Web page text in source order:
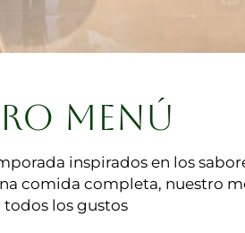
MENÚ
inspirados en los
comida completa, nuestro
todos los gustos